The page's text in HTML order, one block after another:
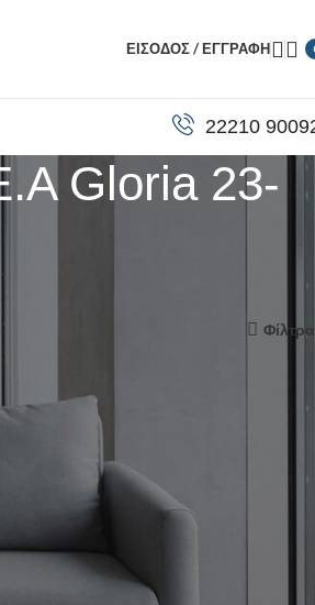
ΕΊΣΟΔΟΣ / ΕΓΓΡΑΦΉ
22210
Gloria 23-
Φίλτρα